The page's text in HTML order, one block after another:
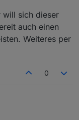
will sich dieser
auch einen
Weiteres per
0